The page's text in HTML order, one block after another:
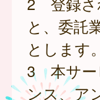
と、委託
とします。
3 本サー
ンス、ア